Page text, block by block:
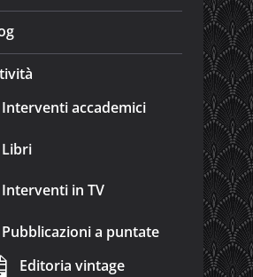
Interventi accademici
Libri
Interventi in TV
Pubblicazioni a puntate
Editoria vintage